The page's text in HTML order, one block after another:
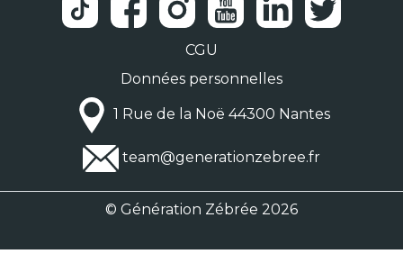
CGU
Données personnelles
1 Rue de la Noë 44300 Nantes
team@generationzebree.fr
© Génération Zébrée 2026